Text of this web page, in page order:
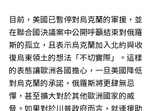
目前，美國已暫停對烏克蘭的軍援，並
在聯合國決議案中公開呼籲結束對俄羅
斯的孤立，且表示烏克蘭加入北約與收
復烏東領土的想法「不切實際」。這樣
的表態讓歐洲各國擔心，一旦美國降低
對烏克蘭的承諾，俄羅斯將更肆無忌
憚，甚至擴大對於其他歐洲國家的威
脅。如果對於川普政府而言，就連援助